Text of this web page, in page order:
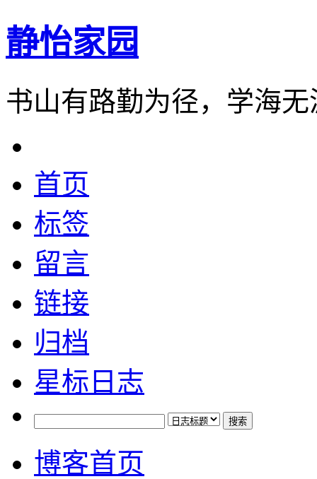
静怡家园
书山有路勤为径，学海
首页
标签
留言
链接
归档
星标日志
博客首页